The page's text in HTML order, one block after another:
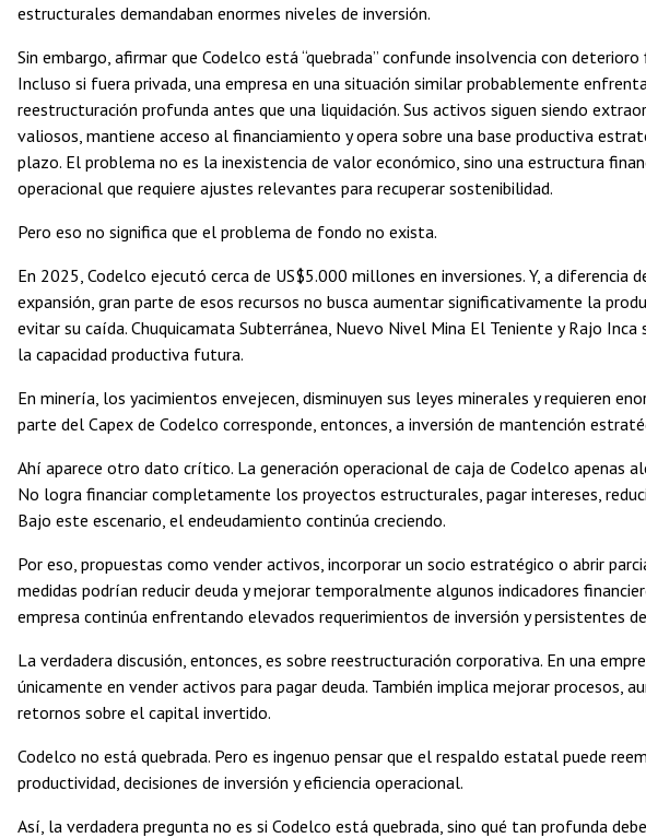
estructurales demandaban enormes niveles de inversión.
Sin embargo, afirmar que Codelco está “quebrada” confunde insolvencia con deterioro
Incluso si fuera privada, una empresa en una situación similar probablemente
reestructuración profunda antes que una liquidación. Sus activos siguen siendo
valiosos, mantiene acceso al financiamiento y opera sobre una base productiva
plazo. El problema no es la inexistencia de valor económico, sino una estructura
operacional que requiere ajustes relevantes para recuperar sostenibilidad.
Pero eso no significa que el problema de fondo no exista.
En 2025, Codelco ejecutó cerca de US$5.000 millones en inversiones. Y, a diferencia
expansión, gran parte de esos recursos no busca aumentar significativamente la
evitar su caída. Chuquicamata Subterránea, Nuevo Nivel Mina El Teniente y Rajo
la capacidad productiva futura.
En minería, los yacimientos envejecen, disminuyen sus leyes minerales y requieren
parte del Capex de Codelco corresponde, entonces, a inversión de mantención
Ahí aparece otro dato crítico. La generación operacional de caja de Codelco apenas
No logra financiar completamente los proyectos estructurales, pagar intereses,
Bajo este escenario, el endeudamiento continúa creciendo.
Por eso, propuestas como vender activos, incorporar un socio estratégico o abrir
medidas podrían reducir deuda y mejorar temporalmente algunos indicadores
empresa continúa enfrentando elevados requerimientos de inversión y persistentes
La verdadera discusión, entonces, es sobre reestructuración corporativa. En una
únicamente en vender activos para pagar deuda. También implica mejorar procesos,
retornos sobre el capital invertido.
Codelco no está quebrada. Pero es ingenuo pensar que el respaldo estatal puede
productividad, decisiones de inversión y eficiencia operacional.
Así, la verdadera pregunta no es si Codelco está quebrada, sino qué tan profunda